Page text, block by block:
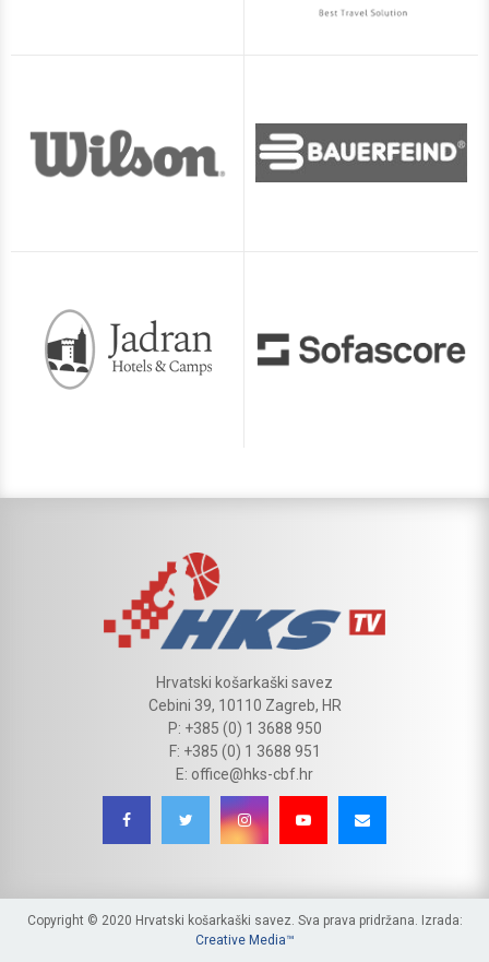
Hrvatski košarkaški savez
Cebini 39, 10110 Zagreb, HR
P: +385 (0) 1 3688 950
F: +385 (0) 1 3688 951
E: office@hks-cbf.hr
Copyright © 2020 Hrvatski košarkaški savez. Sva prava pridržana. Izrada:
Creative Media™